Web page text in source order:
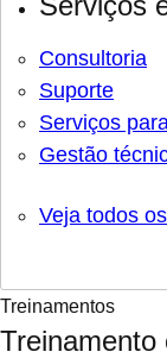
Consultoria
Suporte
Serviços
Gestão
Veja todos
Treinamentos
Treinamento